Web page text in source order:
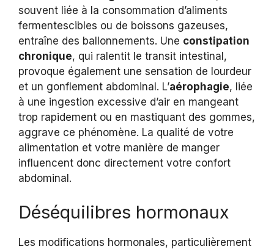
souvent liée à la consommation d’aliments
fermentescibles ou de boissons gazeuses,
entraîne des ballonnements. Une constipation
chronique, qui ralentit le transit intestinal,
provoque également une sensation de lourdeur
et un gonflement abdominal. L’aérophagie, liée
à une ingestion excessive d’air en mangeant
trop rapidement ou en mastiquant des gommes,
aggrave ce phénomène. La qualité de votre
alimentation et votre manière de manger
influencent donc directement votre confort
abdominal.
Déséquilibres hormonaux
Les modifications hormonales, particulièrement